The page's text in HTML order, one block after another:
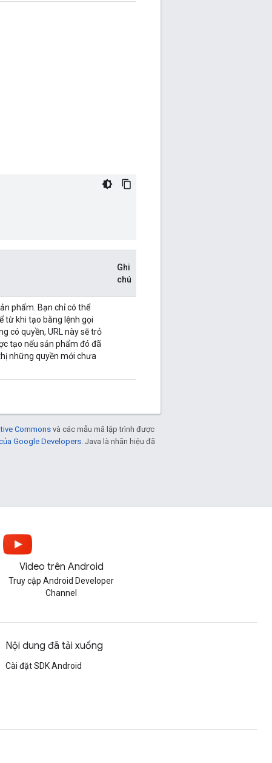
Ghi
chú
phẩm. Bạn chỉ có thể
từ khi tạo bằng lệnh gọi
có quyền, URL này sẽ trỏ
tạo nếu sản phẩm đó đã
những quyền mới chưa
Commons và các mẫu mã lập trình được
Google Developers . Java là nhãn hiệu đã
Video trên Android
Truy cập Android Developer
Channel
Nội dung đã tải xuống
Cài đặt SDK Android